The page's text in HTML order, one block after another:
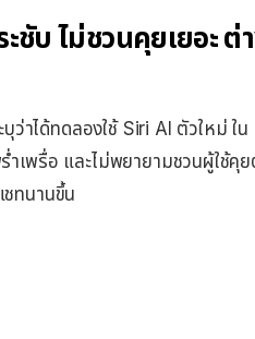
ชับ ไม่ชวนคุยเยอะ ต่
าได้ทดลองใช้ Siri AI ตัวใหม่ ใ
เพรื่อ และไม่พยายามชวนผู้ใช้คุ
ชทนานขึ้น